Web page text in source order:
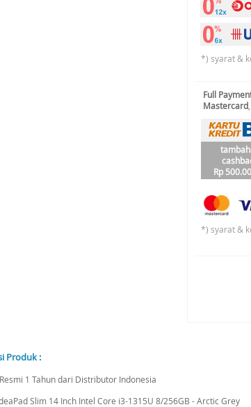
*) syarat &
Full
Mastercard
Rp
*) syarat &
Produk :
1 Tahun dari Distributor Indonesia
Slim 14 Inch Intel Core i3-1315U 8/256GB - Arctic Grey